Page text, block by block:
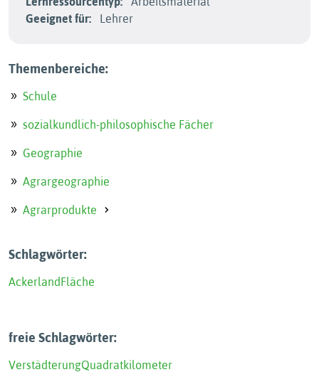
Geeignet für:
Lehrer
Themenbereiche:
Schule
sozialkundlich-philosophische Fächer
Geographie
Agrargeographie
Agrarprodukte
Schlagwörter:
AckerlandFläche
freie Schlagwörter:
VerstädterungQuadratkilometer